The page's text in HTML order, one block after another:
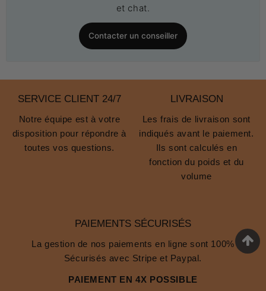
et chat.
Contacter un conseiller
SERVICE CLIENT 24/7
Notre équipe est à votre
disposition pour répondre à
toutes vos questions.
LIVRAISON
Les frais de livraison sont
indiqués avant le paiement.
Ils sont calculés en
fonction du poids et du
volume
PAIEMENTS SÉCURISÉS
La gestion de nos paiements en ligne sont 100%
Sécurisés avec Stripe et Paypal.
PAIEMENT EN 4X POSSIBLE